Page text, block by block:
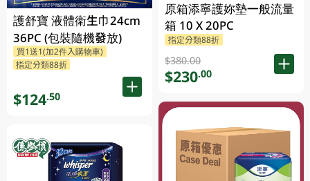
護舒寶 液體衛生巾24cm
36PC (包裝隨機發放)
買1送1(加2件入購物車)
指定分類88折
$124.50
原箱添寧護妳墊一般流量
箱 10 X 20PC
指定分類88折
$380.00
$230.00